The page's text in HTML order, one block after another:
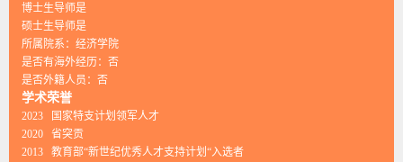
博士生导师是
硕士生导师是
所属院系：经济学院
是否有海外经历：否
是否外籍人员：否
学术荣誉
2023 国家特支计划领军人才
2020 省突贡
2013 教育部“新世纪优秀人才支持计划“入选者